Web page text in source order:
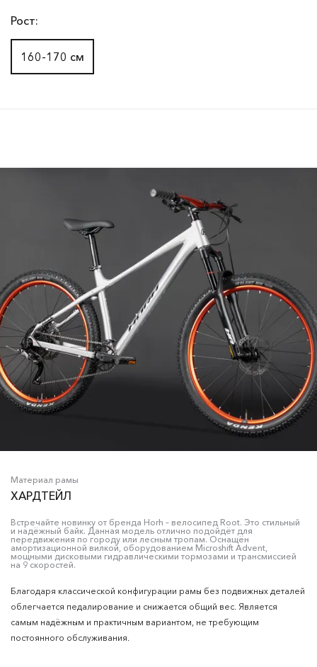
Рост:
160-170 см
Материал рамы
ХАРДТЕЙЛ
Встречайте новинку от бренда Horh – велосипед Root. Это стильный
и надёжный байк. Данная модель отлично подойдёт для
передвижения по городу или лесным тропам. Оснащён
амортизационной вилкой, оборудованием Microshift Advent,
мощными дисковыми гидравлическими тормозами и трансмиссией
на 9 скоростей.
Благодаря классической конфигурации рамы без подвижных деталей
облегчается педалирование и снижается общий вес. Является
самым надёжным и практичным вариантом, не требующим
постоянного обслуживания.